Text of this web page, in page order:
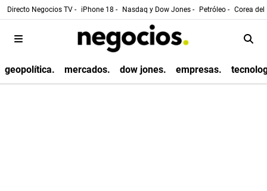
Directo Negocios TV - iPhone 18 - Nasdaq y Dow Jones - Petróleo - Corea
geopolítica. mercados. dow jones. empresas.